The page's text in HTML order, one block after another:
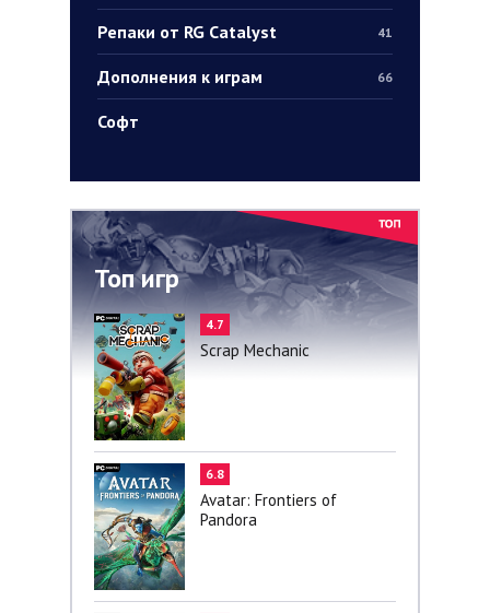
Репаки от RG Catalyst 41
Дополнения к играм 66
Софт
Топ игр
4.7
Scrap Mechanic
6.8
Avatar: Frontiers of
Pandora